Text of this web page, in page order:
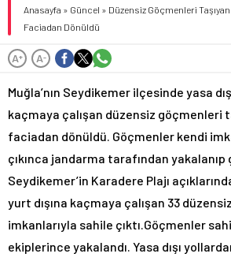
Anasayfa » Güncel » Düzensiz Göçmenleri
Faciadan Dönüldü
A+ A-
Muğla’nın Seydikemer ilçesinde yasa
kaçmaya çalışan düzensiz göçmenleri
faciadan dönüldü. Göçmenler kendi
çıkınca jandarma tarafından yakalanıp
Seydikemer’in Karadere Plajı
yurt dışına kaçmaya çalışan 33
imkanlarıyla sahile çıktı.Göçmenler
ekiplerince yakalandı. Yasa dışı